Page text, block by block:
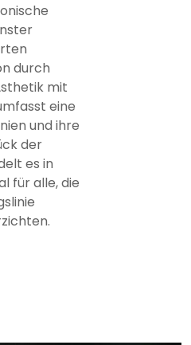
durch
mit
eine
und ihre
der
es in
für alle, die